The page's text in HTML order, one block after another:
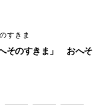
すきま
そのすきま」 おへそ